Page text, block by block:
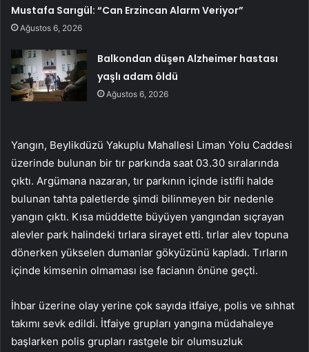
Mustafa Sarıgül: “Can Erzincan Alarm Veriyor”
Ağustos 6, 2026
Balkondan düşen Alzheimer hastası
yaşlı adam öldü
Ağustos 6, 2026
Yangın, Beylikdüzü Yakuplu Mahallesi Liman Yolu Caddesi
üzerinde bulunan bir tır parkında saat 03.30 sıralarında
çıktı. Argümana nazaran, tır parkının içinde istifli halde
bulunan tahta paletlerde şimdi bilinmeyen bir nedenle
yangın çıktı. Kısa müddette büyüyen yangından sıçrayan
alevler park halindeki tırlara sirayet etti. tırlar alev topuna
dönerken yükselen dumanlar gökyüzünü kapladı. Tırların
içinde kimsenin olmaması ise facianın önüne geçti.
İhbar üzerine olay yerine çok sayıda itfaiye, polis ve sıhhat
takımı sevk edildi. İtfaiye grupları yangına müdahaleye
başlarken polis grupları rastgele bir olumsuzluk